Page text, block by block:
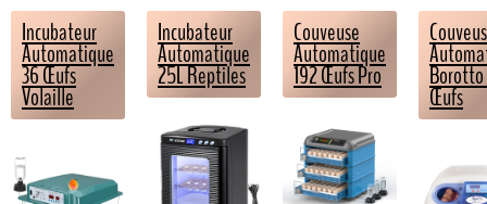
Incubateur
Automatique
36 Œufs
Volaille
Incubateur
Automatique
25L Reptiles
Couveuse
Automatique
192 Œufs Pro
Œufs